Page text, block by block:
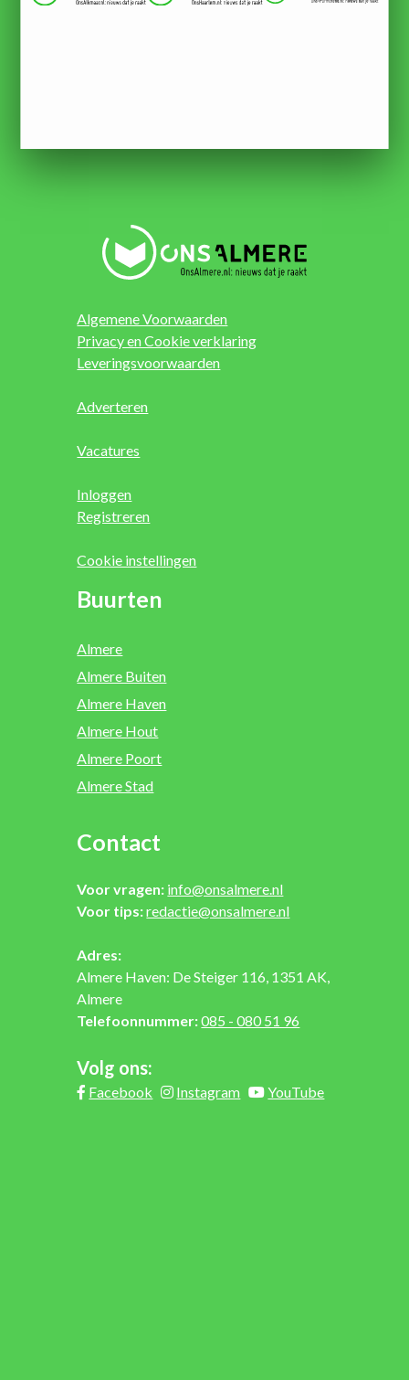
Algemene Voorwaarden
Privacy en Cookie verklaring
Leveringsvoorwaarden
Adverteren
Vacatures
Inloggen
Registreren
Cookie instellingen
Buurten
Almere
Almere Buiten
Almere Haven
Almere Hout
Almere Poort
Almere Stad
Contact
Voor vragen: info@onsalmere.nl
Voor tips:redactie@onsalmere.nl
Adres:
Almere Haven: De Steiger 116, 1351 AK,
Almere
Telefoonnummer:085 - 080 51 96
Volg ons:
Facebook Instagram YouTube